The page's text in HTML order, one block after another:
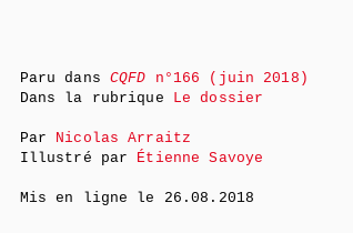
Paru dans CQFD n°166 (juin 2018)
Dans la rubrique Le dossier
Par Nicolas Arraitz
Illustré par Étienne Savoye
Mis en ligne le 26.08.2018